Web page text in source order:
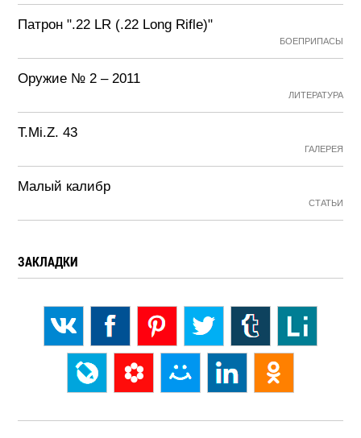
Патрон ".22 LR (.22 Long Rifle)"
БОЕПРИПАСЫ
Оружие № 2 – 2011
ЛИТЕРАТУРА
T.Mi.Z. 43
ГАЛЕРЕЯ
Малый калибр
СТАТЬИ
ЗАКЛАДКИ